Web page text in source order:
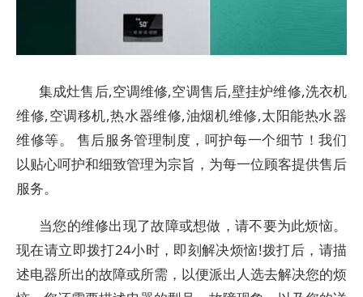
集成灶售后,空调维修,空调售后,壁挂炉维修,洗衣机
维修,空调移机,热水器维修,油烟机维修,太阳能热水器
维修等。 售后服务管理制度，呵护每一个细节！我们
以贴心呵护和细致管理为宗旨，为每一位顾客提供售后
服务。
当您的维修出现了故障或想做，请不要为此烦恼。
现在请立即拨打24小时，即刻解决烦恼!拨打后，请描
述电器所出的故障或所需，以便派出人选去解决您的烦